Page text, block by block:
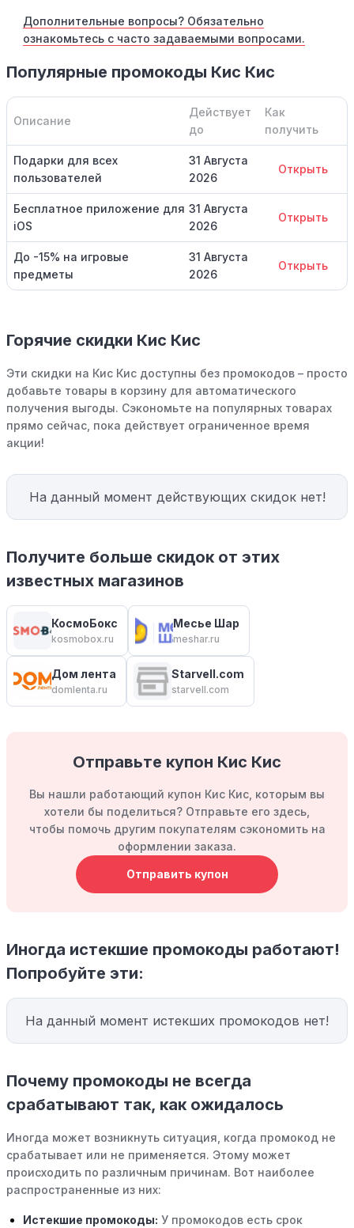
Дополнительные вопросы? Обязательно
ознакомьтесь с часто задаваемыми вопросами.
Популярные промокоды Кис Кис
Описание
Действует
до
Как
получить
Подарки для всех
пользователей
31 Августа
2026
Открыть
Бесплатное приложение для
iOS
31 Августа
2026
Открыть
До -15% на игровые
предметы
31 Августа
2026
Открыть
Горячие скидки Кис Кис
Эти скидки на Кис Кис доступны без промокодов – просто
добавьте товары в корзину для автоматического
получения выгоды. Сэкономьте на популярных товарах
прямо сейчас, пока действует ограниченное время
акции!
На данный момент действующих скидок нет!
Получите больше скидок от этих
известных магазинов
КосмоБокс
kosmobox.ru
Месье Шар
meshar.ru
Дом лента
domlenta.ru
Starvell.com
starvell.com
Отправьте купон Кис Кис
Вы нашли работающий купон Кис Кис, которым вы
хотели бы поделиться? Отправьте его здесь,
чтобы помочь другим покупателям сэкономить на
оформлении заказа.
Отправить купон
Иногда истекшие промокоды работают!
Попробуйте эти:
На данный момент истекших промокодов нет!
Почему промокоды не всегда
срабатывают так, как ожидалось
Иногда может возникнуть ситуация, когда промокод не
срабатывает или не применяется. Этому может
происходить по различным причинам. Вот наиболее
распространенные из них:
Истекшие промокоды: У промокодов есть срок